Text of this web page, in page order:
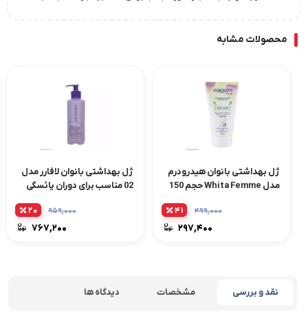
محصولات مشابه
ژل بهداشتی بانوان هیدرودرم
مدل Whita Femme حجم 150
۴۹۹,۰۰۰
۲۹۷,۴۰۰
۴۱
ژل بهداشتی بانوان لافارر مدل
02 مناسب برای دوران یائسگی
۹۵۹,۰۰۰
۷۶۷,۲۰۰
۲۰
نقد و بررسی مشخصات دیدگاه ها